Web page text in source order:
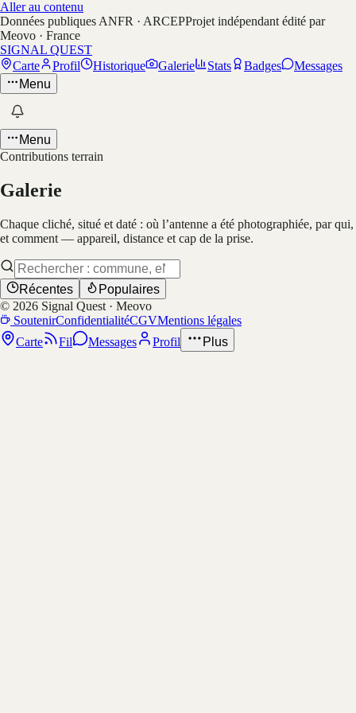
Aller au contenu
Données publiques ANFR · ARCEPProjet indépendant édité par
Meovo · France
SIGNAL QUEST
Carte
Profil Historique Galerie Stats Badges
Messages
Menu
Menu
Contributions terrain
Galerie
Chaque cliché, situé et daté : où l’antenne a été photographiée, par qui,
et comment — appareil, distance et cap de la prise.
Récentes
Populaires
© 2026 Signal Quest · Meovo
SoutenirConfidentialitéCGVMentions légales
Carte
Fil Messages Profil Plus